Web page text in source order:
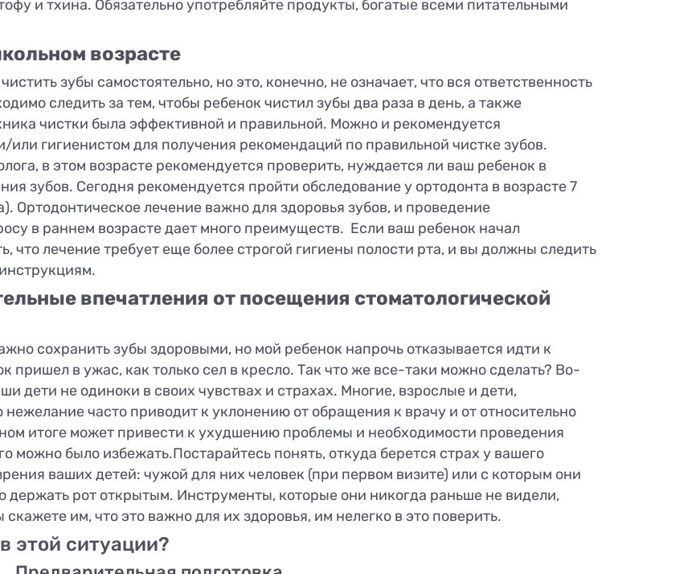
и тхина. Обязательно употребляйте продукты, богатые всеми питательными
возрасте
зубы самостоятельно, но это, конечно, не означает, что вся ответственность
следить за тем, чтобы ребенок чистил зубы два раза в день, а также
чистки была эффективной и правильной. Можно и рекомендуется
или гигиенистом для получения рекомендаций по правильной чистке зубов.
в этом возрасте рекомендуется проверить, нуждается ли ваш ребенок в
зубов. Сегодня рекомендуется пройти обследование у ортодонта в возрасте 7
Ортодонтическое лечение важно для здоровья зубов, и проведение
в раннем возрасте дает много преимуществ. Если ваш ребенок начал
что лечение требует еще более строгой гигиены полости рта, и вы должны следить
впечатления от посещения стоматологической
сохранить зубы здоровыми, но мой ребенок напрочь отказывается идти к
пришел в ужас, как только сел в кресло. Так что же все-таки можно сделать? Во-
дети не одиноки в своих чувствах и страхах. Многие, взрослые и дети,
часто приводит к уклонению от обращения к врачу и от относительно
итоге может привести к ухудшению проблемы и необходимости проведения
можно было избежать.Постарайтесь понять, откуда берется страх у вашего
ваших детей: чужой для них человек (при первом визите) или с которым они
держать рот открытым. Инструменты, которые они никогда раньше не видели,
им, что это важно для их здоровья, им нелегко в это поверить.
этой ситуации?